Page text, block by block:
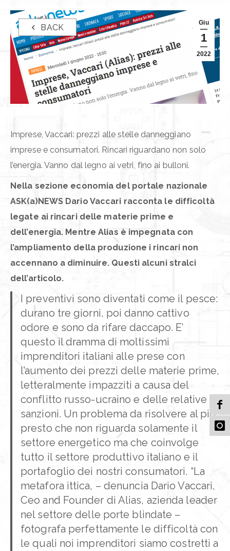
Giu
1
2022
BACK
Imprese, Vaccari: prezzi alle stelle danneggiano
imprese e consumatori. Rincari riguardano non solo
l’energia. Vanno dal legno ai vetri, fino ai bulloni.
Nella sezione economia del portale nazionale
ASK(a)NEWS Dario Vaccari racconta le difficoltà
legate ai rincari delle materie prime e
dell’energia. Mentre Alias è impegnata con
l’ampliamento della produzione i rincari non
accennano a diminuire. Questi alcuni stralci
dell’articolo.
I preventivi sono diventati come il pesce:
durano tre giorni, poi danno cattivo
odore e sono da rifare daccapo. E’
questo il dramma di moltissimi
imprenditori italiani alle prese con
l’aumento dei prezzi delle materie prime,
letteralmente impazziti a causa del
conflitto russo-ucraino e delle relative
sanzioni. Un problema da risolvere al più
presto che non riguarda solamente il
settore energetico ma che coinvolge
tutto il settore produttivo italiano e il
portafoglio dei nostri consumatori. “La
metafora ittica, – denuncia Dario Vaccari,
Ceo and Founder di Alias, azienda leader
nel settore delle porte blindate –
fotografa perfettamente le difficoltà con
le quali noi imprenditori siamo costretti a